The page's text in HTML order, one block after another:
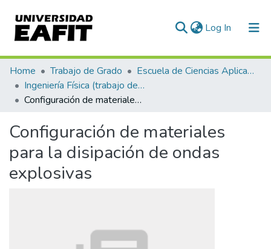
Log In (current)
Communities & Collections
All of DSpace
Home Trabajo de Grado
Escuela de Ciencias Aplicadas e Ingeniería
Ingeniería Física (trabajo de grado)
Configuración de materiales para la disipación de ondas explosivas
Configuración de materiales
para la disipación de ondas
explosivas